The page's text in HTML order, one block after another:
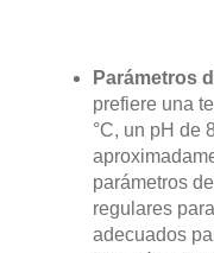
Parámetros
prefiere una
°C, un pH de
parámetros
regulares
adecuados